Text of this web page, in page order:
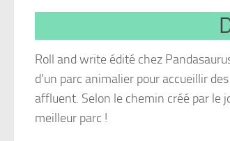
Roll and write édité chez
d’un parc animalier pour accueillir
affluent. Selon le chemin créé par le
meilleur parc !